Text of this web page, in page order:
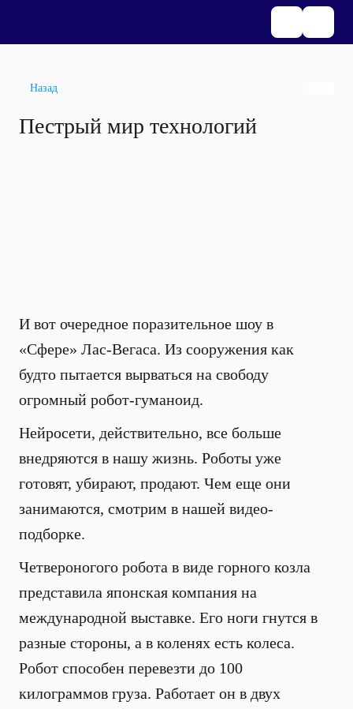
Назад
Пестрый мир технологий
И вот очередное поразительное шоу в
«Сфере» Лас-Вегаса. Из сооружения как
будто пытается вырваться на свободу
огромный робот-гуманоид.
Нейросети, действительно, все больше
внедряются в нашу жизнь. Роботы уже
готовят, убирают, продают. Чем еще они
занимаются, смотрим в нашей видео-
подборке.
Четвероногого робота в виде горного козла
представила японская компания на
международной выставке. Его ноги гнутся в
разные стороны, а в коленях есть колеса.
Робот способен перевезти до 100
килограммов груза. Работает он в двух